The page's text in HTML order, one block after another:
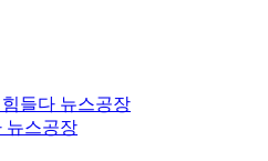
들다 뉴스공장
뉴스공장